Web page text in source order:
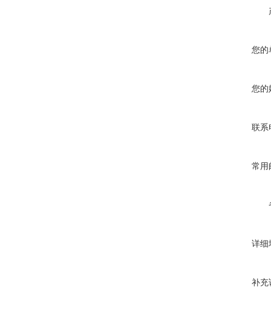
您的
您的
联系
常用
详细
补充